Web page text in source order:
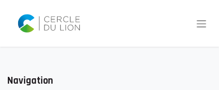
Navigation